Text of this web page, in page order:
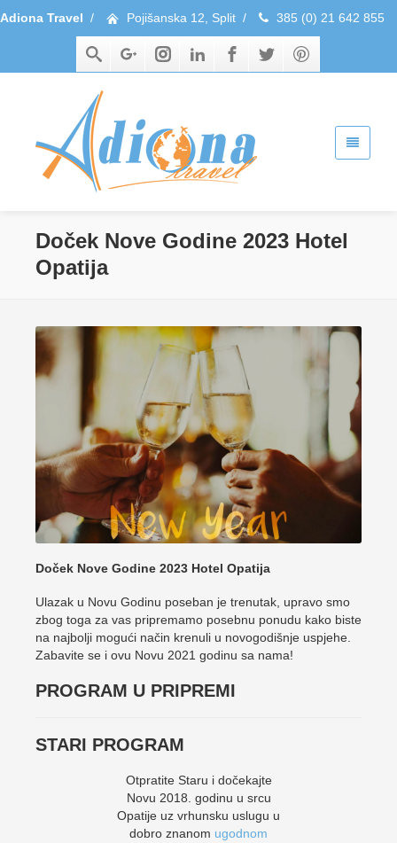
Adiona Travel / Pojišanska 12, Split / 385 (0) 21 642 855
Doček Nove Godine 2023 Hotel
Opatija
Doček Nove Godine 2023 Hotel Opatija
Ulazak u Novu Godinu poseban je trenutak, upravo smo
zbog toga za vas pripremamo posebnu ponudu kako biste
na najbolji mogući način krenuli u novogodišnje uspjehe.
Zabavite se i ovu Novu 2021 godinu sa nama!
PROGRAM U PRIPREMI
STARI PROGRAM
Otpratite Staru i dočekajte
Novu 2018. godinu u srcu
Opatije uz vrhunsku uslugu u
dobro znanom ugodnom